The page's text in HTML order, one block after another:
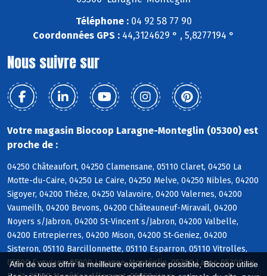
Afin de vous offrir la meilleure expérience possible, Biocoop utilise
Téléphone :04 92 58 77 90
Coordonnées GPS : 44,3124629 ° , 5,8277194 °
Nous suivre sur
Votre magasin Biocoop Laragne-Monteglin (05300) est
proche de :
04250 Châteaufort, 04250 Clamensane, 05110 Claret, 04250 La
Motte-du-Caire, 04250 Le Caire, 04250 Melve, 04250 Nibles, 04200
Sigoyer, 04200 Thèze, 04250 Valavoire, 04200 Valernes, 04200
Vaumeilh, 04200 Bevons, 04200 Châteauneuf-Miravail, 04200
Noyers s/Jabron, 04200 St-Vincent s/Jabron, 04200 Valbelle,
04200 Entrepierres, 04200 Mison, 04200 St-Geniez, 04200
Sisteron, 05110 Barcillonnette, 05110 Esparron, 05110 Vitrolles,
05300 Eyguians, 05300 Laragne-Montéglin, 05300 Lazer, 05300 Le